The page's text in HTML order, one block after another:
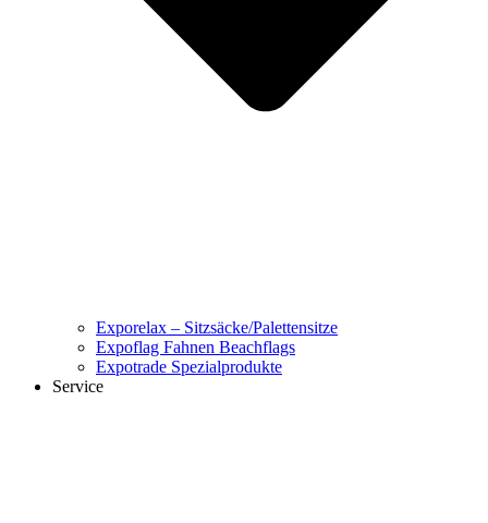
Exporelax – Sitzsäcke/Palettensitze
Expoflag Fahnen Beachflags
Expotrade Spezialprodukte
Service